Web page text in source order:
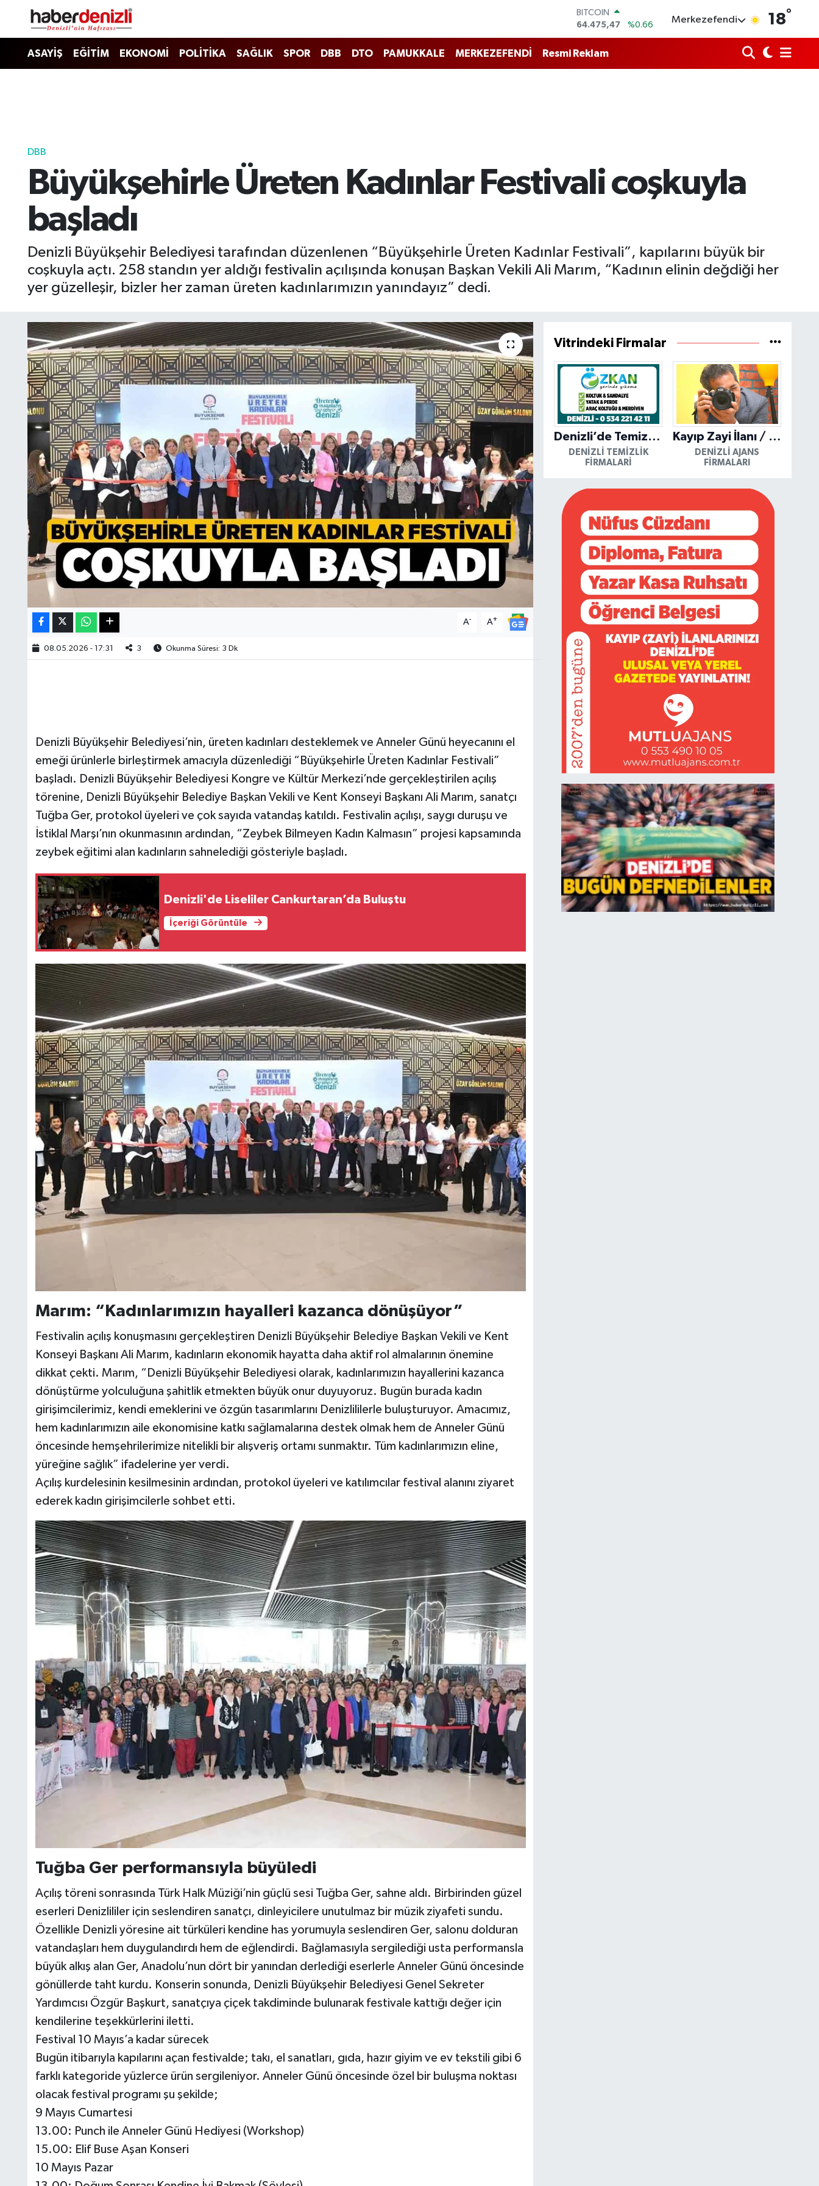
DOLAR
47,5971
%0.05
EURO
55,1336
Merkezefendi 18°
ASAYİŞ EĞİTİM EKONOMİ POLİTİKA SAĞLIK SPOR DBB DTO PAMUKKALE MERKEZEFENDİ Resmi Reklam
DBB
Büyükşehirle Üreten Kadınlar Festivali coşkuyla
başladı
Denizli Büyükşehir Belediyesi tarafından düzenlenen “Büyükşehirle Üreten Kadınlar Festivali”, kapılarını büyük bir
coşkuyla açtı. 258 standın yer aldığı festivalin açılışında konuşan Başkan Vekili Ali Marım, “Kadının elinin değdiği her
yer güzelleşir, bizler her zaman üreten kadınlarımızın yanındayız” dedi.
A- A+
08.05.2026 - 17:31 3 Okunma Süresi: 3 Dk
Denizli Büyükşehir Belediyesi’nin, üreten kadınları desteklemek ve Anneler Günü heyecanını el
emeği ürünlerle birleştirmek amacıyla düzenlediği “Büyükşehirle Üreten Kadınlar Festivali”
başladı. Denizli Büyükşehir Belediyesi Kongre ve Kültür Merkezi’nde gerçekleştirilen açılış
törenine, Denizli Büyükşehir Belediye Başkan Vekili ve Kent Konseyi Başkanı Ali Marım, sanatçı
Tuğba Ger, protokol üyeleri ve çok sayıda vatandaş katıldı. Festivalin açılışı, saygı duruşu ve
İstiklal Marşı’nın okunmasının ardından, “Zeybek Bilmeyen Kadın Kalmasın” projesi kapsamında
zeybek eğitimi alan kadınların sahnelediği gösteriyle başladı.
Denizli'de Liseliler Cankurtaran’da Buluştu
İçeriği Görüntüle
Marım: “Kadınlarımızın hayalleri kazanca dönüşüyor”
Festivalin açılış konuşmasını gerçekleştiren Denizli Büyükşehir Belediye Başkan Vekili ve Kent
Konseyi Başkanı Ali Marım, kadınların ekonomik hayatta daha aktif rol almalarının önemine
dikkat çekti. Marım, “Denizli Büyükşehir Belediyesi olarak, kadınlarımızın hayallerini kazanca
dönüştürme yolculuğuna şahitlik etmekten büyük onur duyuyoruz. Bugün burada kadın
girişimcilerimiz, kendi emeklerini ve özgün tasarımlarını Denizlililerle buluşturuyor. Amacımız,
hem kadınlarımızın aile ekonomisine katkı sağlamalarına destek olmak hem de Anneler Günü
öncesinde hemşehrilerimize nitelikli bir alışveriş ortamı sunmaktır. Tüm kadınlarımızın eline,
yüreğine sağlık” ifadelerine yer verdi.
Açılış kurdelesinin kesilmesinin ardından, protokol üyeleri ve katılımcılar festival alanını ziyaret
ederek kadın girişimcilerle sohbet etti.
Tuğba Ger performansıyla büyüledi
Açılış töreni sonrasında Türk Halk Müziği’nin güçlü sesi Tuğba Ger, sahne aldı. Birbirinden güzel
eserleri Denizlililer için seslendiren sanatçı, dinleyicilere unutulmaz bir müzik ziyafeti sundu.
Özellikle Denizli yöresine ait türküleri kendine has yorumuyla seslendiren Ger, salonu dolduran
vatandaşları hem duygulandırdı hem de eğlendirdi. Bağlamasıyla sergilediği usta performansla
büyük alkış alan Ger, Anadolu’nun dört bir yanından derlediği eserlerle Anneler Günü öncesinde
gönüllerde taht kurdu. Konserin sonunda, Denizli Büyükşehir Belediyesi Genel Sekreter
Yardımcısı Özgür Başkurt, sanatçıya çiçek takdiminde bulunarak festivale kattığı değer için
kendilerine teşekkürlerini iletti.
Festival 10 Mayıs’a kadar sürecek
Bugün itibarıyla kapılarını açan festivalde; takı, el sanatları, gıda, hazır giyim ve ev tekstili gibi 6
farklı kategoride yüzlerce ürün sergileniyor. Anneler Günü öncesinde özel bir buluşma noktası
olacak festival programı şu şekilde;
9 Mayıs Cumartesi
13.00: Punch ile Anneler Günü Hediyesi (Workshop)
15.00: Elif Buse Aşan Konseri
10 Mayıs Pazar
Vitrindeki Firmalar
Denizli’de Temizliğin Güvenilir Adresi: Özkan Yerinde Yıkama
DENIZLI TEMIZLIK
FIRMALARI
Kayıp Zayi İlanı / Mutlu Ajans / Denizli
DENIZLI AJANS
FIRMALARI
Denizli Nöbetçi Eczaneler
Tüm Manşetler
Son Dakika Haberleri
Haber Arşivi